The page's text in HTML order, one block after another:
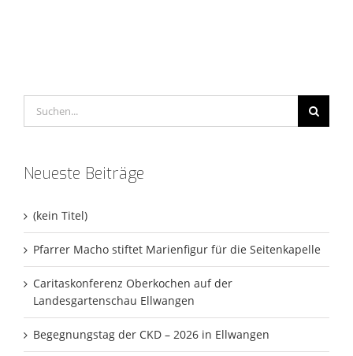
nach:
Neueste Beiträge
(kein Titel)
Pfarrer Macho stiftet Marienfigur für die Seitenkapelle
Caritaskonferenz Oberkochen auf der
Landesgartenschau Ellwangen
Begegnungstag der CKD – 2026 in Ellwangen